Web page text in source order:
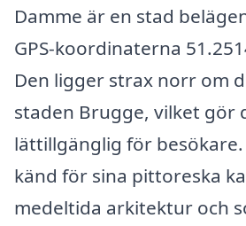
Damme är en stad
GPS-koordinaterna
Den ligger strax norr om
staden Brugge, vilket gör
lättillgänglig för
känd för sina pittoreska
medeltida arkitektur och